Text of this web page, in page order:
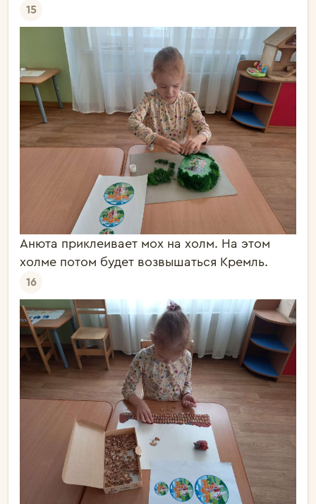
15
Анюта приклеивает мох на холм. На этом
холме потом будет возвышаться Кремль.
16